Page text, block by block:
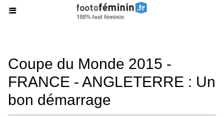
Coupe du Monde 2015 -
FRANCE - ANGLETERRE : Un
bon démarrage